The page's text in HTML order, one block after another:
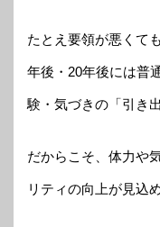
たとえ要領が悪くて
年後・20年後には普
験・気づきの「引き
だからこそ、体力や
リティの向上が見込